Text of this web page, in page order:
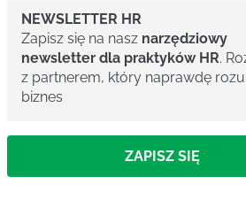
NEWSLETTER HR
Zapisz się na nasz narzędziowy
newsletter dla praktyków HR.
z partnerem, który naprawdę
biznes
ZAPISZ SIĘ